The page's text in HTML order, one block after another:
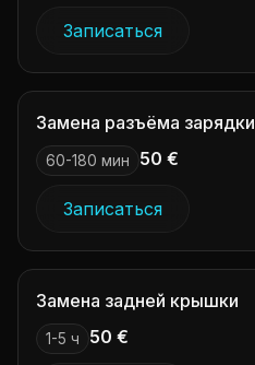
Записаться
Замена разъёма зарядки
60-180 мин 50 €
Записаться
Замена задней крышки
1-5 ч 50 €